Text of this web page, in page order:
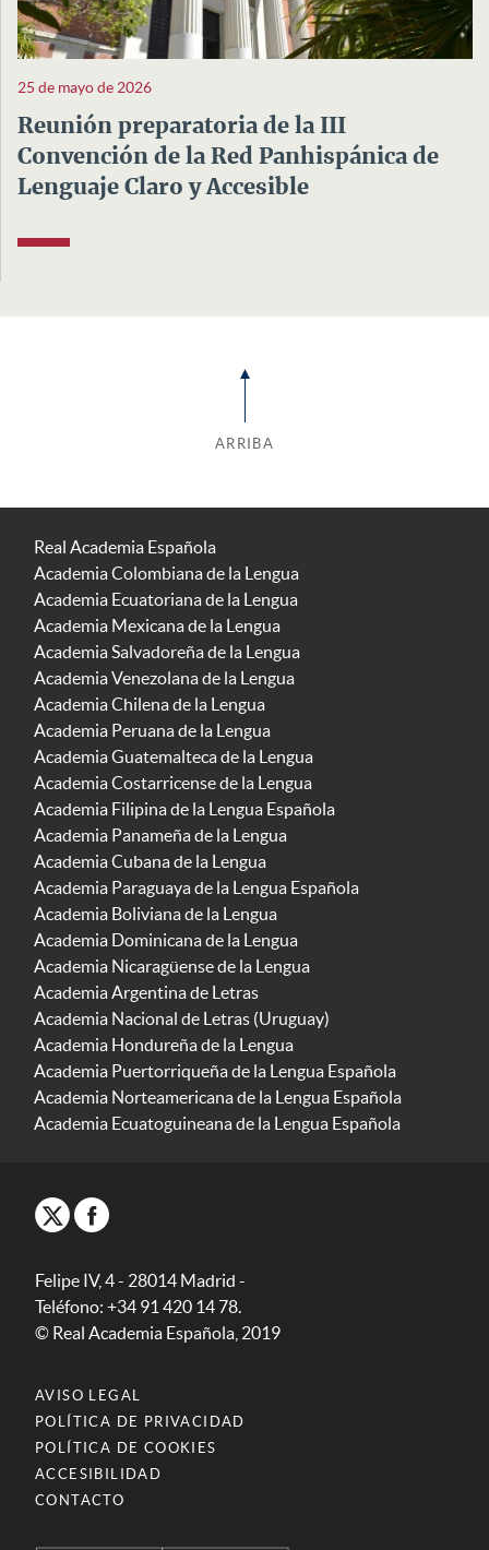
25 de mayo de 2026
Reunión preparatoria de la III
Convención de la Red Panhispánica de
Lenguaje Claro y Accesible
ARRIBA
Real Academia Española
Academia Colombiana de la Lengua
Academia Ecuatoriana de la Lengua
Academia Mexicana de la Lengua
Academia Salvadoreña de la Lengua
Academia Venezolana de la Lengua
Academia Chilena de la Lengua
Academia Peruana de la Lengua
Academia Guatemalteca de la Lengua
Academia Costarricense de la Lengua
Academia Filipina de la Lengua Española
Academia Panameña de la Lengua
Academia Cubana de la Lengua
Academia Paraguaya de la Lengua Española
Academia Boliviana de la Lengua
Academia Dominicana de la Lengua
Academia Nicaragüense de la Lengua
Academia Argentina de Letras
Academia Nacional de Letras (Uruguay)
Academia Hondureña de la Lengua
Academia Puertorriqueña de la Lengua Española
Academia Norteamericana de la Lengua Española
Academia Ecuatoguineana de la Lengua Española
Felipe IV, 4 - 28014 Madrid -
Teléfono: +34 91 420 14 78.
© Real Academia Española, 2019
AVISO LEGAL
POLÍTICA DE PRIVACIDAD
POLÍTICA DE COOKIES
ACCESIBILIDAD
CONTACTO